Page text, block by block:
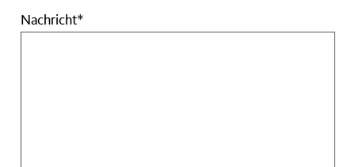
Nachricht*
Pflichtfeld